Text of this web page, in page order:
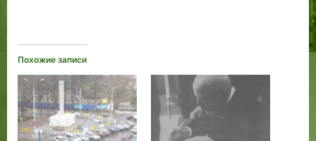
Похожие записи